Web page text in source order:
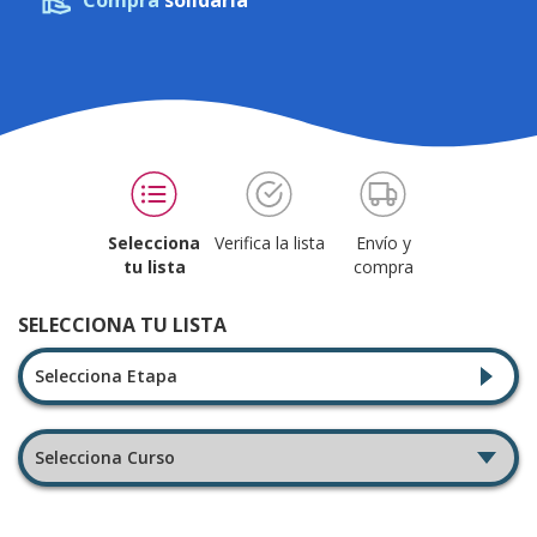
Selecciona
tu lista
Verifica la lista
Envío y
compra
SELECCIONA TU LISTA
Selecciona Etapa
Selecciona Curso